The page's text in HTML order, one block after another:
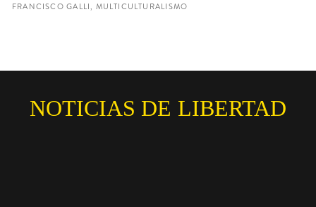
FRANCISCO GALLI, MULTICULTURALISMO
NOTICIAS DE LIBERTAD